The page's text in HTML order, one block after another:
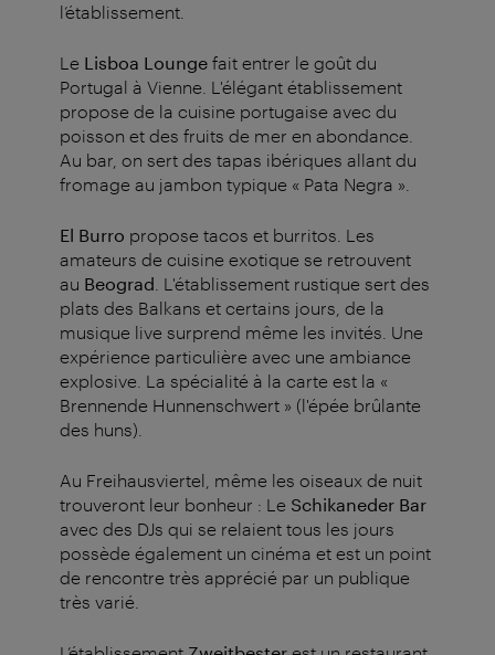
l’établissement.
Le Lisboa Lounge fait entrer le goût du
Portugal à Vienne. L'élégant établissement
propose de la cuisine portugaise avec du
poisson et des fruits de mer en abondance.
Au bar, on sert des tapas ibériques allant du
fromage au jambon typique « Pata Negra ».
El Burro propose tacos et burritos. Les
amateurs de cuisine exotique se retrouvent
au Beograd . L'établissement rustique sert des
plats des Balkans et certains jours, de la
musique live surprend même les invités. Une
expérience particulière avec une ambiance
explosive. La spécialité à la carte est la «
Brennende Hunnenschwert » (l'épée brûlante
des huns).
Au Freihausviertel, même les oiseaux de nuit
trouveront leur bonheur : Le Schikaneder Bar
avec des DJs qui se relaient tous les jours
possède également un cinéma et est un point
de rencontre très apprécié par un publique
très varié.